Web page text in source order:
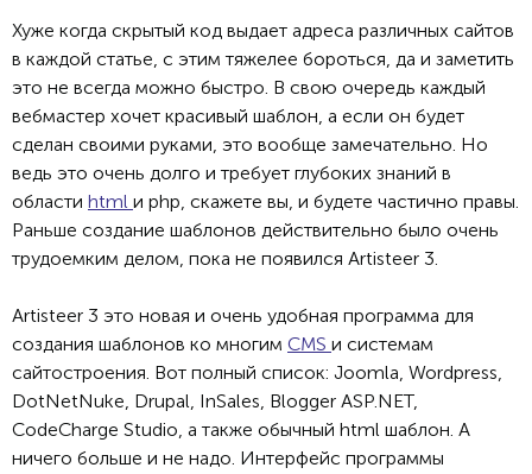
Хуже когда скрытый код выдает адреса различных сайтов
в каждой статье, с этим тяжелее бороться, да и заметить
это не всегда можно быстро. В свою очередь каждый
вебмастер хочет красивый шаблон, а если он будет
сделан своими руками, это вообще замечательно. Но
ведь это очень долго и требует глубоких знаний в
области html и php, скажете вы, и будете частично правы.
Раньше создание шаблонов действительно было очень
трудоемким делом, пока не появился Artisteer 3.
Аrtisteer 3 это новая и очень удобная программа для
создания шаблонов ко многим CMS и системам
сайтостроения. Вот полный список: Joomla, Wordpress,
DotNetNuke, Drupal, InSales, Blogger ASP.NET,
CodeCharge Studio, а также обычный html шаблон. А
ничего больше и не надо. Интерфейс программы